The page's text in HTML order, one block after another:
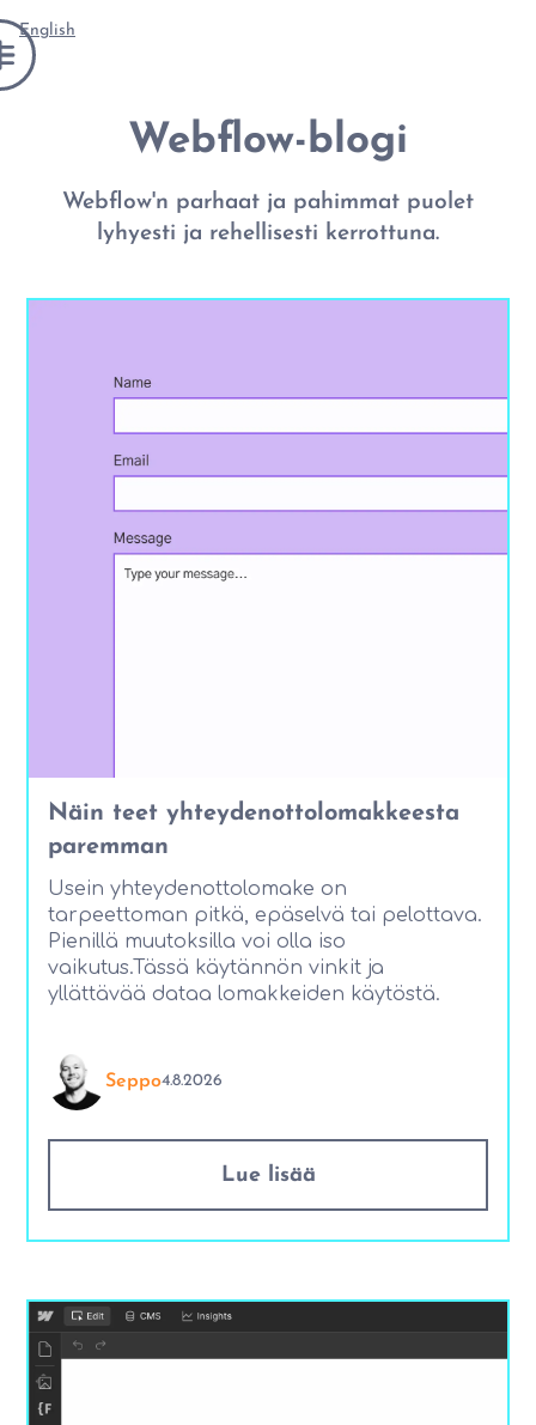
English
Webflow-blogi
Webflow'n parhaat ja pahimmat puolet
lyhyesti ja rehellisesti kerrottuna.
Näin teet yhteydenottolomakkeesta
paremman
Usein yhteydenottolomake on
tarpeettoman pitkä, epäselvä tai pelottava.
Pienillä muutoksilla voi olla iso
vaikutus.Tässä käytännön vinkit ja
yllättävää dataa lomakkeiden käytöstä.
Seppo4.8.2026
Lue lisää